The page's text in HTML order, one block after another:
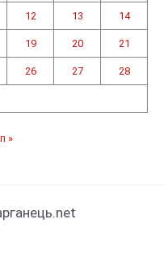
12 13 14
19 20 21
26 27 28
»